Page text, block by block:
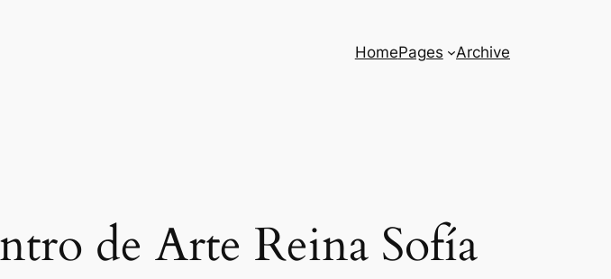
HomePages Archive
de Arte Reina Sofí­a